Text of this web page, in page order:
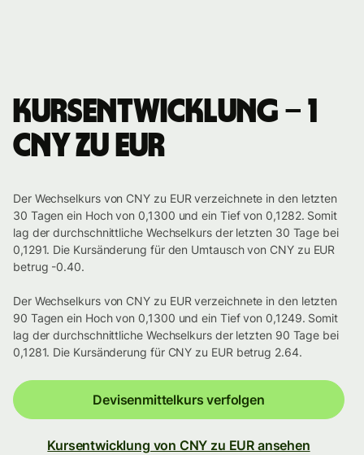
Kursentwicklung – 1
CNY zu EUR
Der Wechselkurs von CNY zu EUR verzeichnete in den letzten
30 Tagen ein Hoch von 0,1300 und ein Tief von 0,1282. Somit
lag der durchschnittliche Wechselkurs der letzten 30 Tage bei
0,1291. Die Kursänderung für den Umtausch von CNY zu EUR
betrug -0.40.
Der Wechselkurs von CNY zu EUR verzeichnete in den letzten
90 Tagen ein Hoch von 0,1300 und ein Tief von 0,1249. Somit
lag der durchschnittliche Wechselkurs der letzten 90 Tage bei
0,1281. Die Kursänderung für CNY zu EUR betrug 2.64.
Devisenmittelkurs verfolgen
Kursentwicklung von CNY zu EUR ansehen